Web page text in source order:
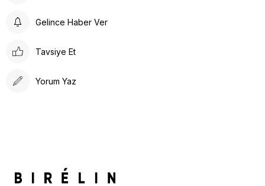
Gelince Haber Ver
Tavsiye Et
Yorum Yaz